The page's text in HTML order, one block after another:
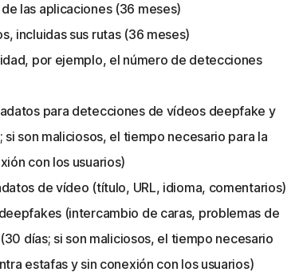
las aplicaciones (36 meses)
incluidas sus rutas (36 meses)
por ejemplo, el número de detecciones
para detecciones de vídeos deepfake y
son maliciosos, el tiempo necesario para la
con los usuarios)
de vídeo (título, URL, idioma, comentarios)
(intercambio de caras, problemas de
días; si son maliciosos, el tiempo necesario
estafas y sin conexión con los usuarios)